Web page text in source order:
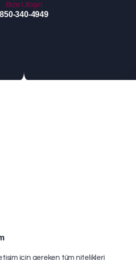
Bize Ulaşın
850-340-4949
için gereken tüm nitelikleri